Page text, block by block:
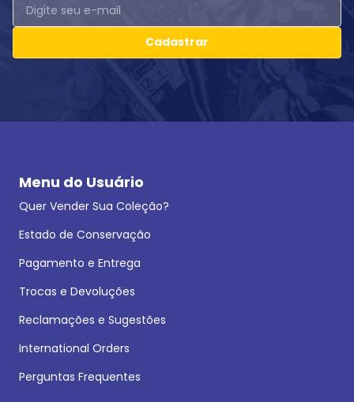
Cadastrar
Menu do Usuário
Quer Vender Sua Coleção?
Estado de Conservação
Pagamento e Entrega
Trocas e Devoluções
Reclamações e Sugestões
International Orders
Perguntas Frequentes